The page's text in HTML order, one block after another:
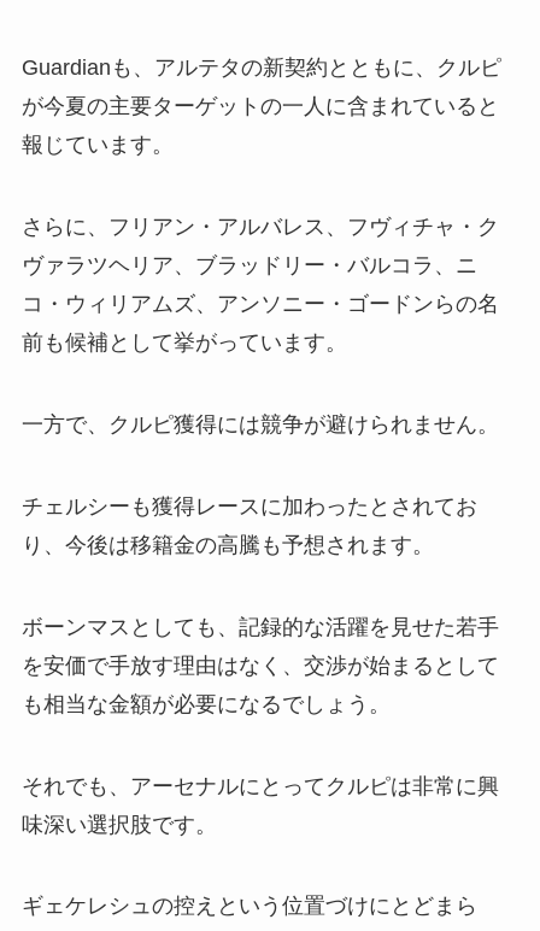
Guardianも、アルテタの新契約とともに、クルピ
が今夏の主要ターゲットの一人に含まれていると
報じています。
さらに、フリアン・アルバレス、フヴィチャ・ク
ヴァラツヘリア、ブラッドリー・バルコラ、ニ
コ・ウィリアムズ、アンソニー・ゴードンらの名
前も候補として挙がっています。
一方で、クルピ獲得には競争が避けられません。
チェルシーも獲得レースに加わったとされてお
り、今後は移籍金の高騰も予想されます。
ボーンマスとしても、記録的な活躍を見せた若手
を安価で手放す理由はなく、交渉が始まるとして
も相当な金額が必要になるでしょう。
それでも、アーセナルにとってクルピは非常に興
味深い選択肢です。
ギェケレシュの控えという位置づけにとどまら